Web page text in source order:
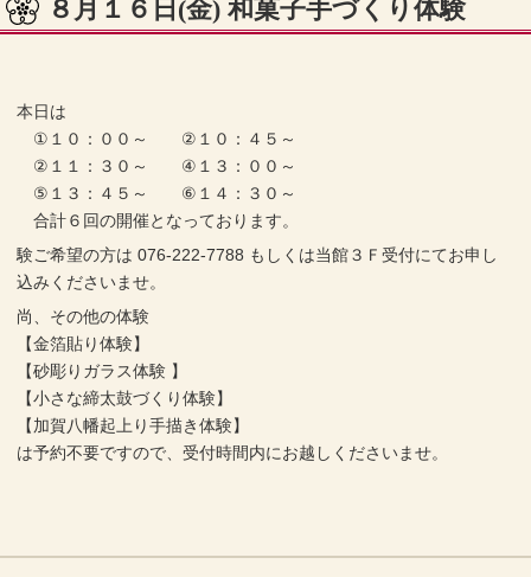
８月１６日(金) 和菓子手づくり体験
本日は
①１０：００～ ②１０：４５～
②１１：３０～ ④１３：００～
⑤１３：４５～ ⑥１４：３０～
合計６回の開催となっております。
験ご希望の方は 076-222-7788 もしくは当館３Ｆ受付にてお申し
込みくださいませ。
尚、その他の体験
【金箔貼り体験】
【砂彫りガラス体験 】
【小さな締太鼓づくり体験】
【加賀八幡起上り手描き体験】
は予約不要ですので、受付時間内にお越しくださいませ。